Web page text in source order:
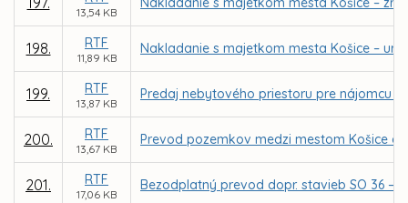
13,54 KB
198. RTF
11,89 KB
Nakladanie s majetkom mesta Košice –
199. RTF
13,87 KB
Predaj nebytového priestoru pre nájomcu
200. RTF
13,67 KB
Prevod pozemkov medzi mestom Košice a
201. RTF
17,06 KB
Bezodplatný prevod dopr. stavieb SO 36 –